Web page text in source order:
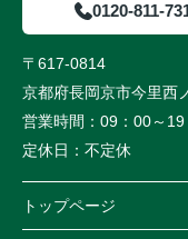
0120-811-
〒617-0814
京都府長岡京市今里西
営業時間： 09：00～19
定休日： 不定休
トップページ